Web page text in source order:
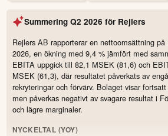
Antal ägare Avanza
Antal ägare Nordnet
Källa:Börsdata
Summering Q2 2026 för Rejlers
Rejlers AB rapporterar en nettoomsättning
2026, en ökning med 9,4 % jämfört med
EBITA uppgick till 82,1 MSEK (81,6) och
MSEK (61,3), där resultatet påverkats av
rekryteringar och förvärv. Bolaget visar
men påverkas negativt av svagare resultat i
och lägre marginaler.
NYCKELTAL (YOY)